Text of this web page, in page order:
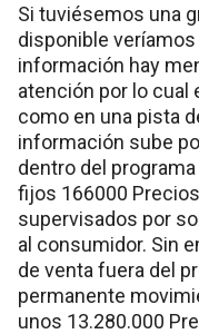
Si tuviésemos una
disponible
información hay
atención por lo
como en una pista
información sube
dentro del
fijos 166000
supervisados por
al consumidor. Sin
de venta fuera del
permanente
unos 13.280.000